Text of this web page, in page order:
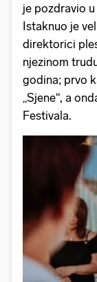
je pozdravio
Istaknuo je
direktorici
njezinom
godina; prvo
„Sjene“, a
Festivala.